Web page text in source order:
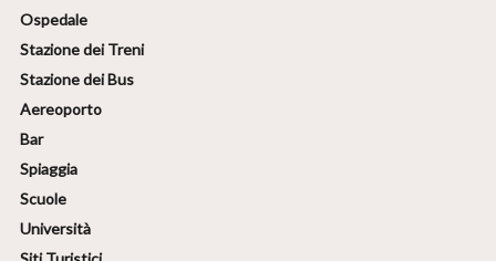
Ospedale
Stazione dei Treni
Stazione dei Bus
Aereoporto
Bar
Spiaggia
Scuole
Università